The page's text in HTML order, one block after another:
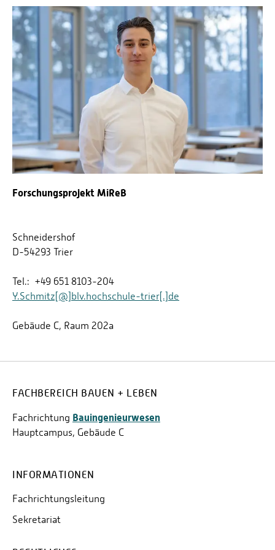
Forschungsprojekt MiReB
Schneidershof
D-54293 Trier
Tel.: +49 651 8103-204
Y.Schmitz[@]blv.hochschule-trier[.]de
Gebäude C, Raum 202a
FACHBEREICH BAUEN + LEBEN
Fachrichtung Bauingenieurwesen
Hauptcampus, Gebäude C
INFORMATIONEN
Fachrichtungsleitung
Sekretariat